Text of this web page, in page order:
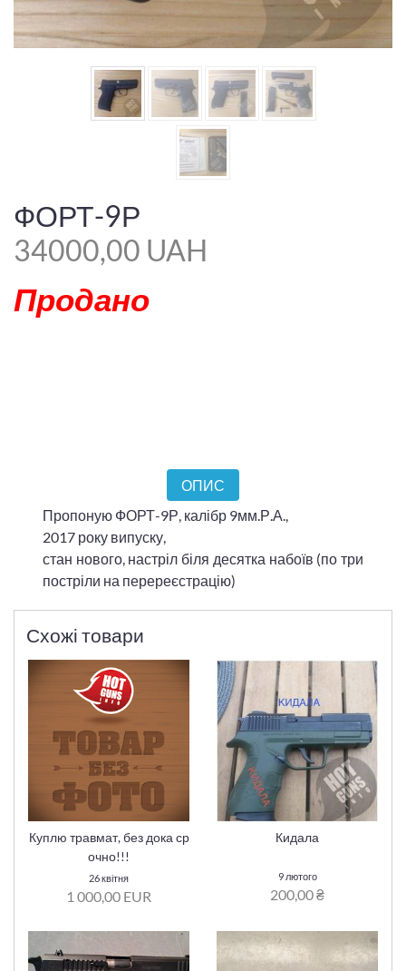
ФОРТ-9Р
34000,00 UAH
Продано
ОПИС
Пропоную ФОРТ-9Р, калібр 9мм.Р.А.,
2017 року випуску,
стан нового, настріл біля десятка набоїв (по три
постріли на перереєстрацію)
Схожі товари
Куплю травмат, без дока ср
очно!!!
26 квітня
1 000,00 EUR
Кидала
9 лютого
200,00 ₴